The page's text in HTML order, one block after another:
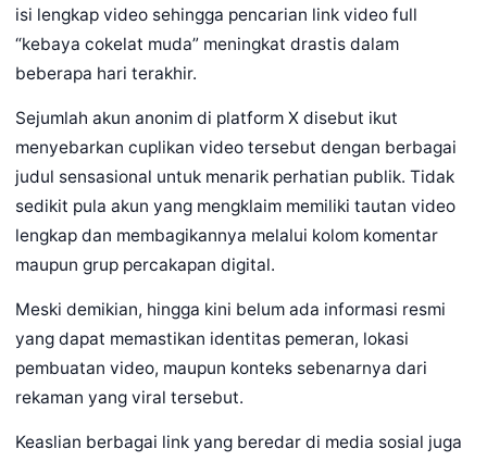
isi lengkap video sehingga pencarian link video full
“kebaya cokelat muda” meningkat drastis dalam
beberapa hari terakhir.
Sejumlah akun anonim di platform X disebut ikut
menyebarkan cuplikan video tersebut dengan berbagai
judul sensasional untuk menarik perhatian publik. Tidak
sedikit pula akun yang mengklaim memiliki tautan video
lengkap dan membagikannya melalui kolom komentar
maupun grup percakapan digital.
Meski demikian, hingga kini belum ada informasi resmi
yang dapat memastikan identitas pemeran, lokasi
pembuatan video, maupun konteks sebenarnya dari
rekaman yang viral tersebut.
Keaslian berbagai link yang beredar di media sosial juga